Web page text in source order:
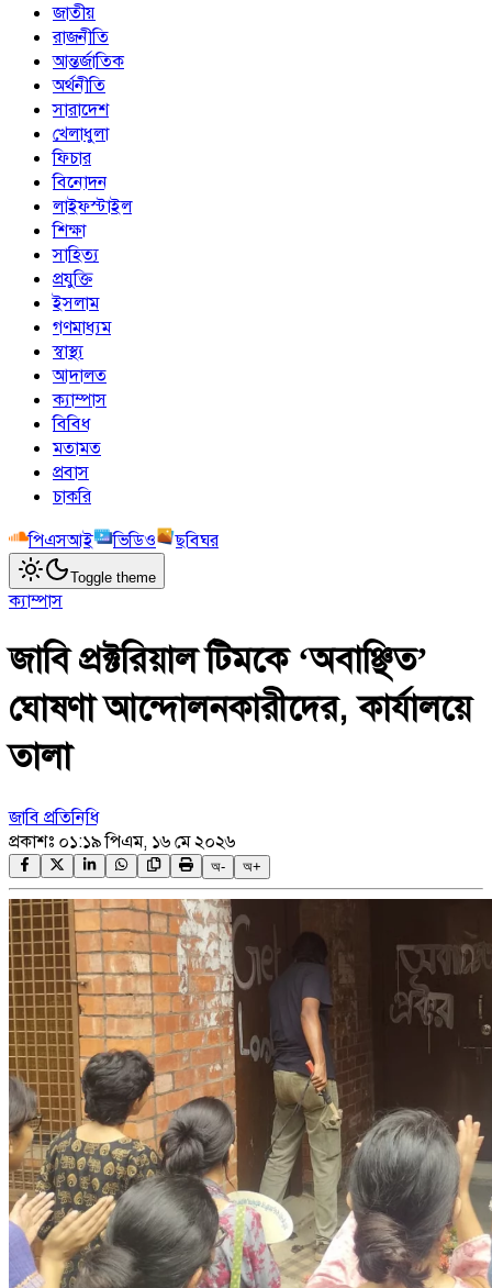
জাতীয়
রাজনীতি
আন্তর্জাতিক
অর্থনীতি
সারাদেশ
খেলাধুলা
ফিচার
বিনোদন
লাইফস্টাইল
শিক্ষা
সাহিত্য
প্রযুক্তি
ইসলাম
গণমাধ্যম
স্বাস্থ্য
আদালত
ক্যাম্পাস
বিবিধ
মতামত
প্রবাস
চাকরি
পিএসআই
ভিডিও ছবিঘর
Toggle theme
ক্যাম্পাস
জাবি প্রক্টরিয়াল টিমকে ‘অবাঞ্ছিত’
ঘোষণা আন্দোলনকারীদের, কার্যালয়ে
তালা
জাবি প্রতিনিধি
প্রকাশঃ ০১:১৯ পিএম, ১৬ মে ২০২৬
অ- অ+